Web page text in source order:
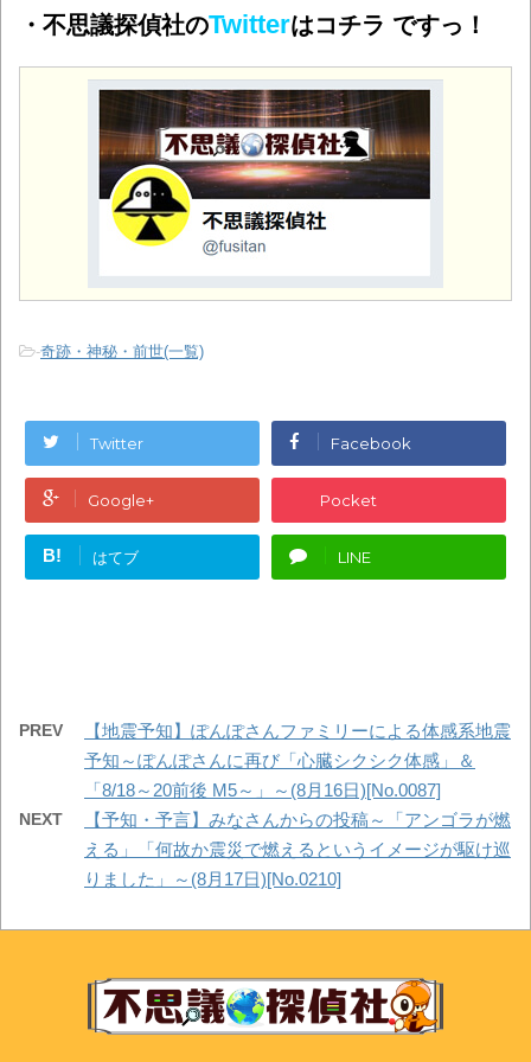
・不思議探偵社のTwitterはコチラ ですっ！
-奇跡・神秘・前世(一覧)
Twitter Facebook
Google+ Pocket
B! はてブ LINE
PREV
【地震予知】ぽんぽさんファミリーによる体感系地震
予知～ぽんぽさんに再び「心臓シクシク体感」＆
「8/18～20前後 M5～」～(8月16日)[No.0087]
NEXT
【予知・予言】みなさんからの投稿～「アンゴラが燃
える」「何故か震災で燃えるというイメージが駆け巡
りました」～(8月17日)[No.0210]